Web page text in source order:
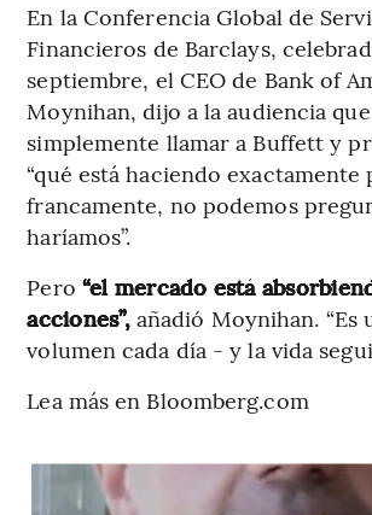
En la Conferencia Global de
Financieros de Barclays,
septiembre, el CEO de Bank of
Moynihan, dijo a la audiencia
simplemente llamar a Buffett y
“qué está haciendo exactamente
francamente, no podemos
haríamos”.
Pero “el mercado está
acciones”,añadió Moynihan. “Es
volumen cada día - y la vida
Lea más en Bloomberg.com